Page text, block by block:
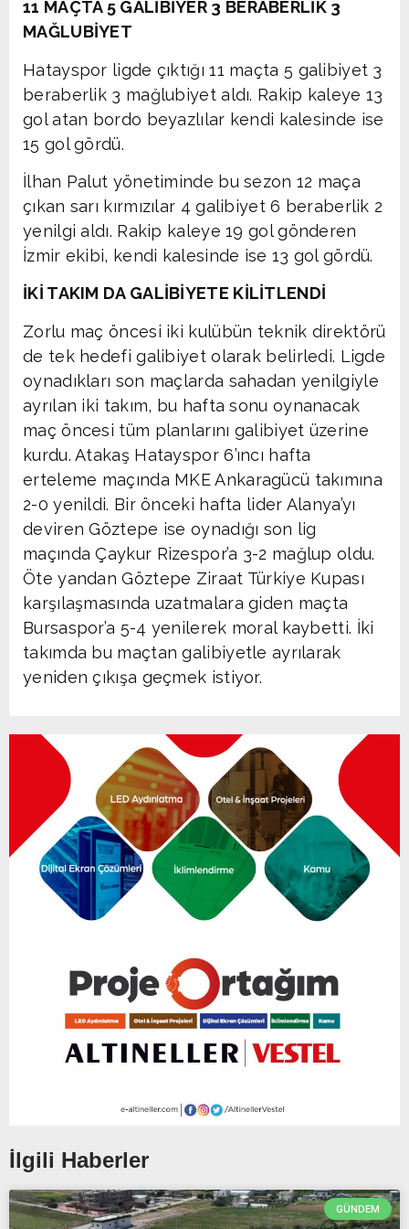
11 MAÇTA 5 GALİBİYER 3 BERABERLİK 3
MAĞLUBİYET
Hatayspor ligde çıktığı 11 maçta 5 galibiyet 3
beraberlik 3 mağlubiyet aldı. Rakip kaleye 13
gol atan bordo beyazlılar kendi kalesinde ise
15 gol gördü.
İlhan Palut yönetiminde bu sezon 12 maça
çıkan sarı kırmızılar 4 galibiyet 6 beraberlik 2
yenilgi aldı. Rakip kaleye 19 gol gönderen
İzmir ekibi, kendi kalesinde ise 13 gol gördü.
İKİ TAKIM DA GALİBİYETE KİLİTLENDİ
Zorlu maç öncesi iki kulübün teknik direktörü
de tek hedefi galibiyet olarak belirledi. Ligde
oynadıkları son maçlarda sahadan yenilgiyle
ayrılan iki takım, bu hafta sonu oynanacak
maç öncesi tüm planlarını galibiyet üzerine
kurdu. Atakaş Hatayspor 6’ıncı hafta
erteleme maçında MKE Ankaragücü takımına
2-0 yenildi. Bir önceki hafta lider Alanya’yı
deviren Göztepe ise oynadığı son lig
maçında Çaykur Rizespor’a 3-2 mağlup oldu.
Öte yandan Göztepe Ziraat Türkiye Kupası
karşılaşmasında uzatmalara giden maçta
Bursaspor’a 5-4 yenilerek moral kaybetti. İki
takımda bu maçtan galibiyetle ayrılarak
yeniden çıkışa geçmek istiyor.
İlgili Haberler
GÜNDEM